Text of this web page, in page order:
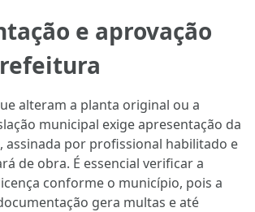
e aprovação
alteram a planta original ou a
municipal exige apresentação da
assinada por profissional habilitado e
de obra. É essencial verificar a
conforme o município, pois a
gera multas e até